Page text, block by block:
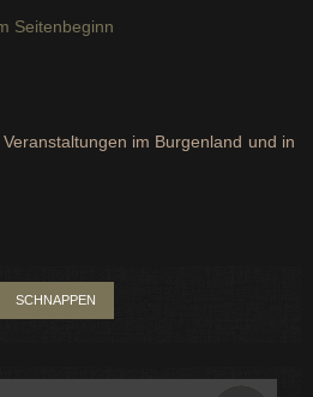
Seitenbeginn
im Burgenland und in
SCHNAPPEN